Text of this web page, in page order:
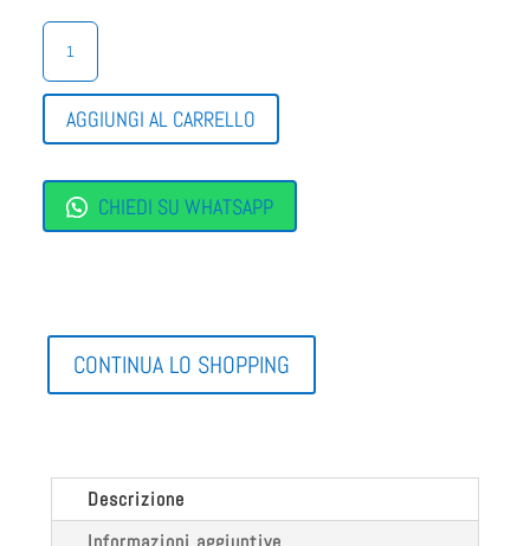
TENNIS
UOMO
AUSTRALIAN
QUANTITÀ
AGGIUNGI AL CARRELLO
CHIEDI SU WHATSAPP
CONTINUA LO SHOPPING
Descrizione